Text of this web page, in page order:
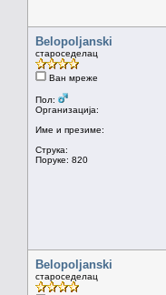
Belopoljanski
староседелац
Ван мреже
Пол:
Организација:
Име и презиме:
Струка:
Поруке: 820
Belopoljanski
староседелац